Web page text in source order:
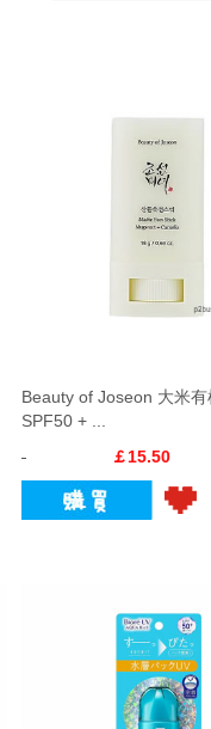
Beauty of Joseon 大米
SPF50 + ...
￡15.50